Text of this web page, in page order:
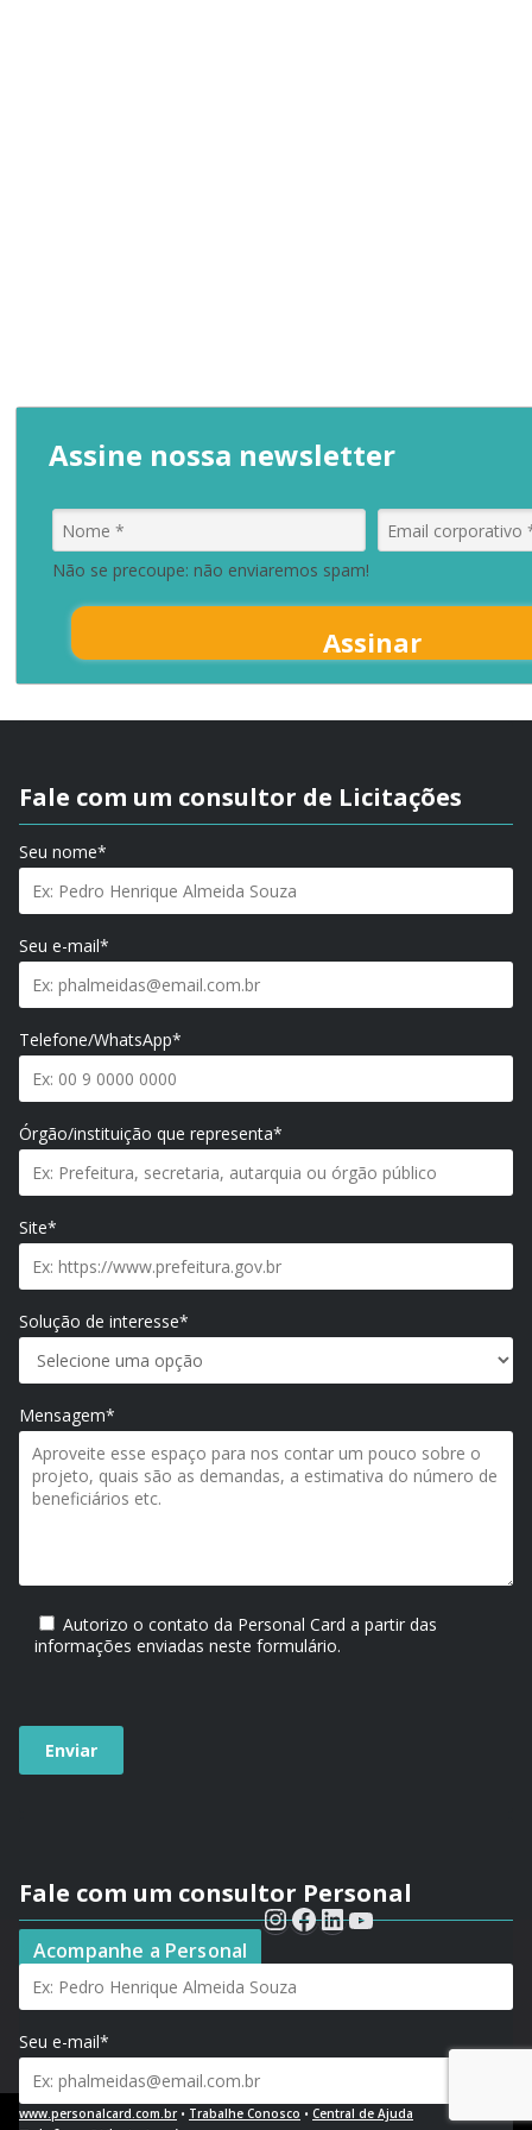
Assine nossa newsletter
Não se precoupe: não enviaremos spam!
Assinar
Fale com um consultor de Licitações
Seu nome*
Seu e-mail*
Telefone/WhatsApp*
Órgão/instituição que representa*
Site*
Solução de interesse*
Mensagem*
Autorizo o contato da Personal Card a partir das
informações enviadas neste formulário.
Fale com um consultor Personal
Seu nome*
Seu e-mail*
Acompanhe a Personal
www.personalcard.com.br• Trabalhe Conosco • Central de Ajuda